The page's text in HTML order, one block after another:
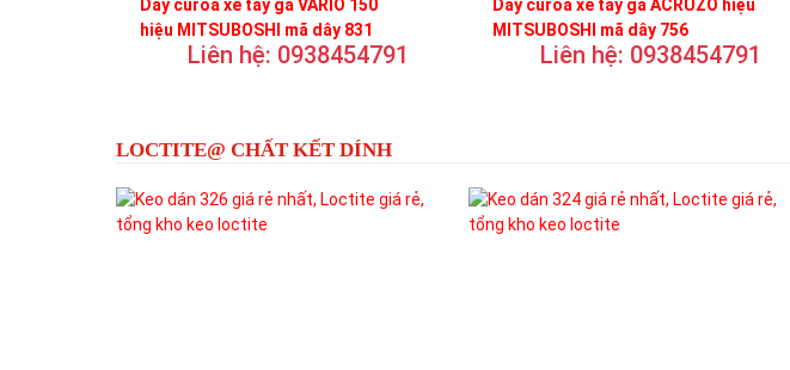
Dây curoa xe tay ga VARIO 150
hiệu MITSUBOSHI mã dây 831
Liên hệ: 0938454791
Dây curoa xe tay ga ACRUZO hiệu
MITSUBOSHI mã dây 756
Liên hệ: 0938454791
LOCTITE@ CHẤT KẾT DÍNH